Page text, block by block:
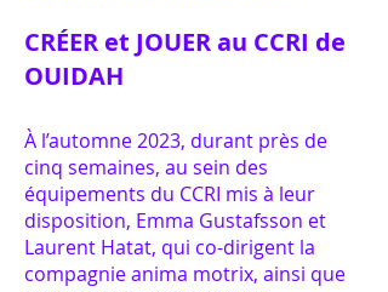
CRÉER et JOUER au CCRI de
OUIDAH
À l’automne 2023, durant près de
cinq semaines, au sein des
équipements du CCRI mis à leur
disposition, Emma Gustafsson et
Laurent Hatat, qui co-dirigent la
compagnie anima motrix, ainsi que